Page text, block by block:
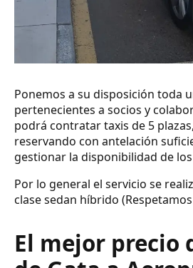
Ponemos a su disposición toda
pertenecientes a socios y
podrá contratar taxis de 5
reservando con antelación
gestionar la disponibilidad de
Por lo general el servicio se
clase sedan híbrido
El mejor precio